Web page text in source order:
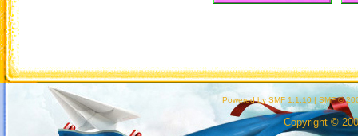
Powered by SMF 1.1.10 | SMF ©
Copyright ©